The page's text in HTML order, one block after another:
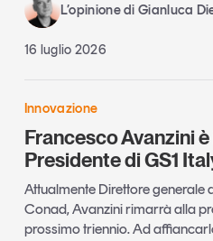
L’opinione di Gianluca
16 luglio 2026
Innovazione
Francesco Avanzini
Presidente di GS1
Attualmente Direttore generale
Conad, Avanzini rimarrà alla
prossimo triennio. Ad